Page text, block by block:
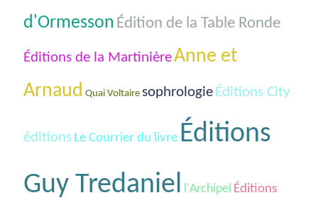
d'Ormesson Édition de la Table Ronde
Éditions de la MartinièreAnne et
Arnaud Quai Voltaire sophrologie Éditions City
éditions Le Courrier du livre Éditions
Guy Tredaniel l'Archipel Éditions